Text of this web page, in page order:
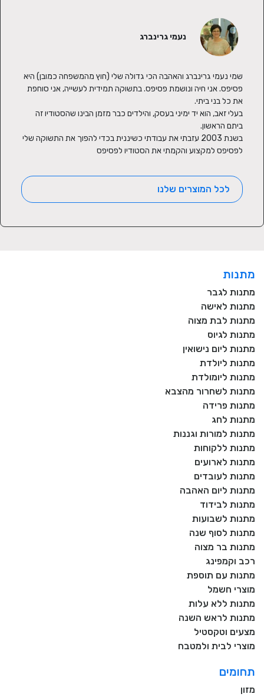
לפסיפס למקצוע והקמתי את הסטודיו לפסיפס
לכל המוצרים שלנו
נעמי גרינברג
מתנות
מתנות לגבר
מתנות לאישה
מתנות לבת מצוה
מתנות לגיוס
מתנות ליום נישואין
מתנות ליולדת
מתנות ליומולדת
מתנות לשחרור מהצבא
מתנות פרידה
מתנות לחג
מתנות למורות וגננות
מתנות ללקוחות
מתנות לארועים
מתנות לעובדים
מתנות ליום האהבה
מתנות לבידוד
מתנות לשבועות
מתנות לסוף שנה
מתנות בר מצוה
רכב וקמפינג
מתנות עם תוספת
מוצרי חשמל
מתנות ללא עלות
מתנות לראש השנה
מצעים וטקסטיל
מוצרי לבית ולמטבח
תחומים
מזון